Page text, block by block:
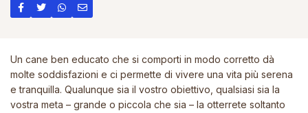
Un cane ben educato che si comporti in modo corretto dà
molte soddisfazioni e ci permette di vivere una vita più serena
e tranquilla. Qualunque sia il vostro obiettivo, qualsiasi sia la
vostra meta – grande o piccola che sia – la otterrete soltanto